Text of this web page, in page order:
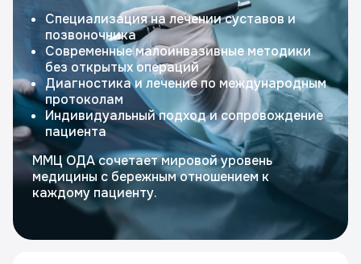
Специализация на лечении суставов и
позвоночника
Современные малоинвазивные методики
без открытых операций
Диагностика и лечение по международным
протоколам
Индивидуальный подход и сопровождение
пациента
ММЦ ОДА сочетает мировой уровень
медицины с бережным отношением к
каждому пациенту.